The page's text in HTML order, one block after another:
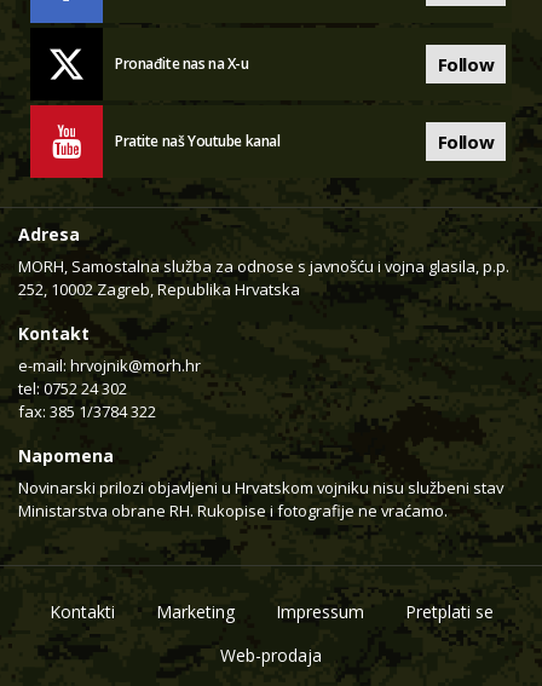
Pronađite nas na X-u Follow
Pratite naš Youtube kanal Follow
Adresa
MORH, Samostalna služba za odnose s javnošću i vojna glasila, p.p.
252, 10002 Zagreb, Republika Hrvatska
Kontakt
e-mail: hrvojnik@morh.hr
tel: 0752 24 302
fax: 385 1/3784 322
Napomena
Novinarski prilozi objavljeni u Hrvatskom vojniku nisu službeni stav
Ministarstva obrane RH. Rukopise i fotografije ne vraćamo.
Kontakti Marketing Impressum
Pretplati se
Web-prodaja